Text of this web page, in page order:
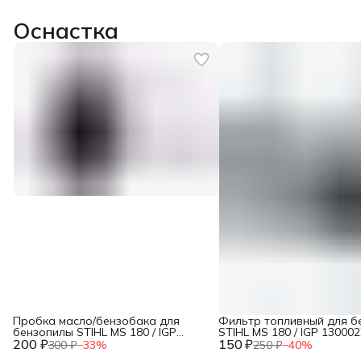
Оснастка
200 ₽300 ₽−33%
Пробка масло/бензобака для
бензопилы STIHL MS 180 / IGP
1300017 150 ₽250 ₽−40%
Фильтр топливный для
STIHL MS 180 / IGP